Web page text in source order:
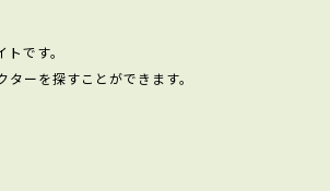
です。
ーを探すことができます。